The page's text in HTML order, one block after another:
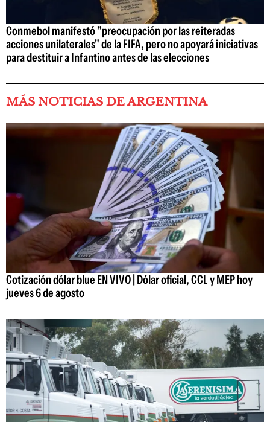
Conmebol manifestó "preocupación por las reiteradas
acciones unilaterales" de la FIFA, pero no apoyará iniciativas
para destituir a Infantino antes de las elecciones
MÁS NOTICIAS DE ARGENTINA
Cotización dólar blue EN VIVO | Dólar oficial, CCL y MEP hoy
jueves 6 de agosto